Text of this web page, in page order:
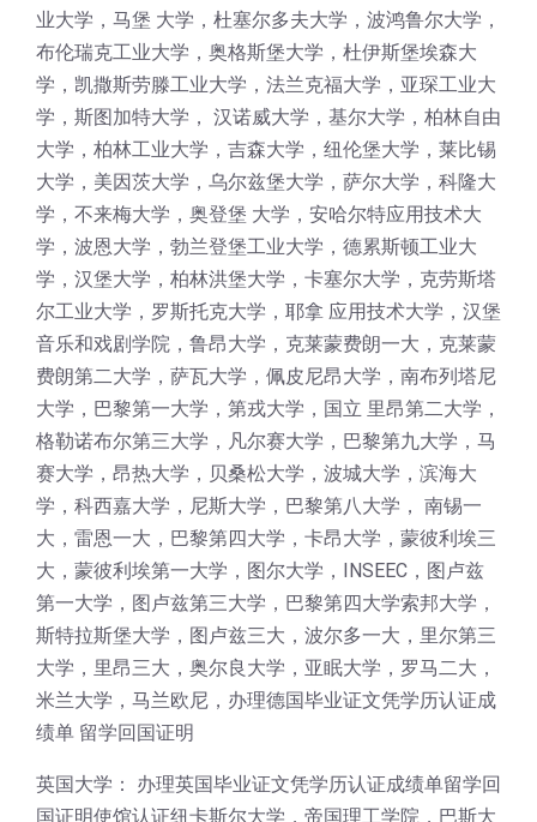
业大学，马堡 大学，杜塞尔多夫大学，波鸿鲁尔大学，
布伦瑞克工业大学，奥格斯堡大学，杜伊斯堡埃森大
学，凯撒斯劳滕工业大学，法兰克福大学，亚琛工业大
学，斯图加特大学， 汉诺威大学，基尔大学，柏林自由
大学，柏林工业大学，吉森大学，纽伦堡大学，莱比锡
大学，美因茨大学，乌尔兹堡大学，萨尔大学，科隆大
学，不来梅大学，奥登堡 大学，安哈尔特应用技术大
学，波恩大学，勃兰登堡工业大学，德累斯顿工业大
学，汉堡大学，柏林洪堡大学，卡塞尔大学，克劳斯塔
尔工业大学，罗斯托克大学，耶拿 应用技术大学，汉堡
音乐和戏剧学院，鲁昂大学，克莱蒙费朗一大，克莱蒙
费朗第二大学，萨瓦大学，佩皮尼昂大学，南布列塔尼
大学，巴黎第一大学，第戎大学，国立 里昂第二大学，
格勒诺布尔第三大学，凡尔赛大学，巴黎第九大学，马
赛大学，昂热大学，贝桑松大学，波城大学，滨海大
学，科西嘉大学，尼斯大学，巴黎第八大学， 南锡一
大，雷恩一大，巴黎第四大学，卡昂大学，蒙彼利埃三
大，蒙彼利埃第一大学，图尔大学，INSEEC，图卢兹
第一大学，图卢兹第三大学，巴黎第四大学索邦大学，
斯特拉斯堡大学，图卢兹三大，波尔多一大，里尔第三
大学，里昂三大，奥尔良大学，亚眠大学，罗马二大，
米兰大学，马兰欧尼，办理德国毕业证文凭学历认证成
绩单 留学回国证明
英国大学： 办理英国毕业证文凭学历认证成绩单留学回
国证明使馆认证纽卡斯尔大学，帝国理工学院，巴斯大